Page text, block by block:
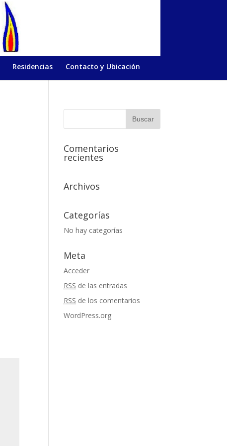
Residencias Contacto y Ubicación
Comentarios
recientes
Archivos
Categorías
No hay categorías
Meta
Acceder
RSS de las entradas
RSS de los comentarios
WordPress.org